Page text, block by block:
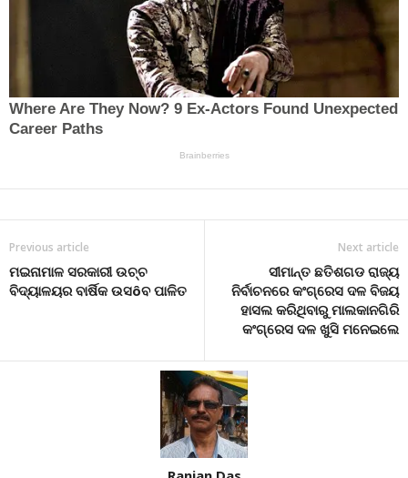
Previous article
ମଇନାମାଳ ସରକାରୀ ଉଚ୍ଚ
ବିଦ୍ୟାଳୟର ବାର୍ଷିକ ଉସôବ ପାଳିତ
Next article
ସୀମାନ୍ତ ଛତିଶଗଡ ରାଜ୍ୟ
ନିର୍ବାଚନରେ କଂଗ୍ରେସ ଦଳ ବିଜୟ
ହାସଲ କରିଥିବାରୁ ମାଲକାନଗିରି
କଂଗ୍ରେସ ଦଳ ଖୁସି ମନେଇଲେ